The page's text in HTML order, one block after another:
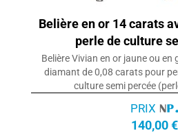
Belière en or 14 carats
perle de culture
Belière Vivian en or jaune ou en
diamant de 0,08 carats pour
culture semi percée
PRIX
140,00 €